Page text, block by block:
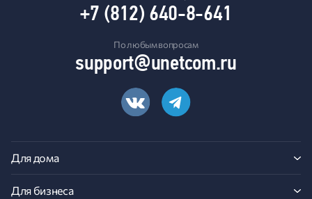
+7 (812) 640-8-641
По любым вопросам
support@unetcom.ru
Для дома
Для бизнеса